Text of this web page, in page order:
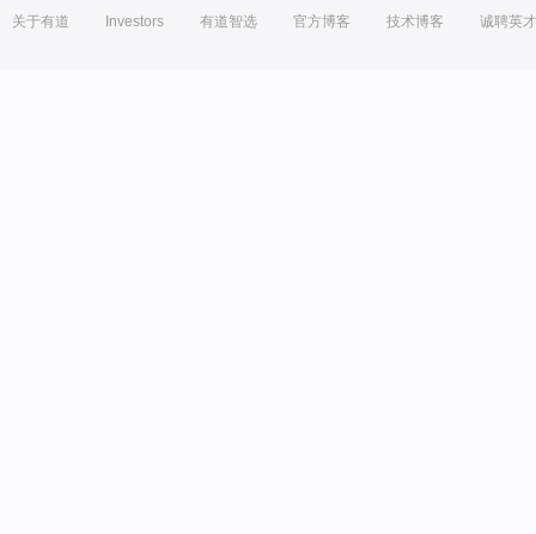
关于有道 Investors 有道智选 官方博客 技术博客 诚聘英才